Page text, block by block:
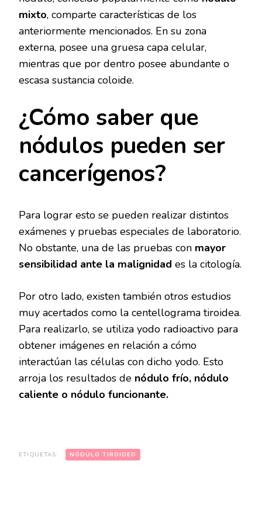
mixto, comparte características de los
anteriormente mencionados. En su zona
externa, posee una gruesa capa celular,
mientras que por dentro posee abundante o
escasa sustancia coloide.
¿Cómo saber que
nódulos pueden ser
cancerígenos?
Para lograr esto se pueden realizar distintos
exámenes y pruebas especiales de laboratorio.
No obstante, una de las pruebas con mayor
sensibilidad ante la malignidad es la citología.
Por otro lado, existen también otros estudios
muy acertados como la centellograma tiroidea.
Para realizarlo, se utiliza yodo radioactivo para
obtener imágenes en relación a cómo
interactúan las células con dicho yodo. Esto
arroja los resultados de nódulo frío, nódulo
caliente o nódulo funcionante.
ETIQUETAS: NÓDULO TIROIDEO